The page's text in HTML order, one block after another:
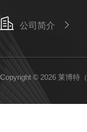
公司简介
Copyright © 2026 莱博特